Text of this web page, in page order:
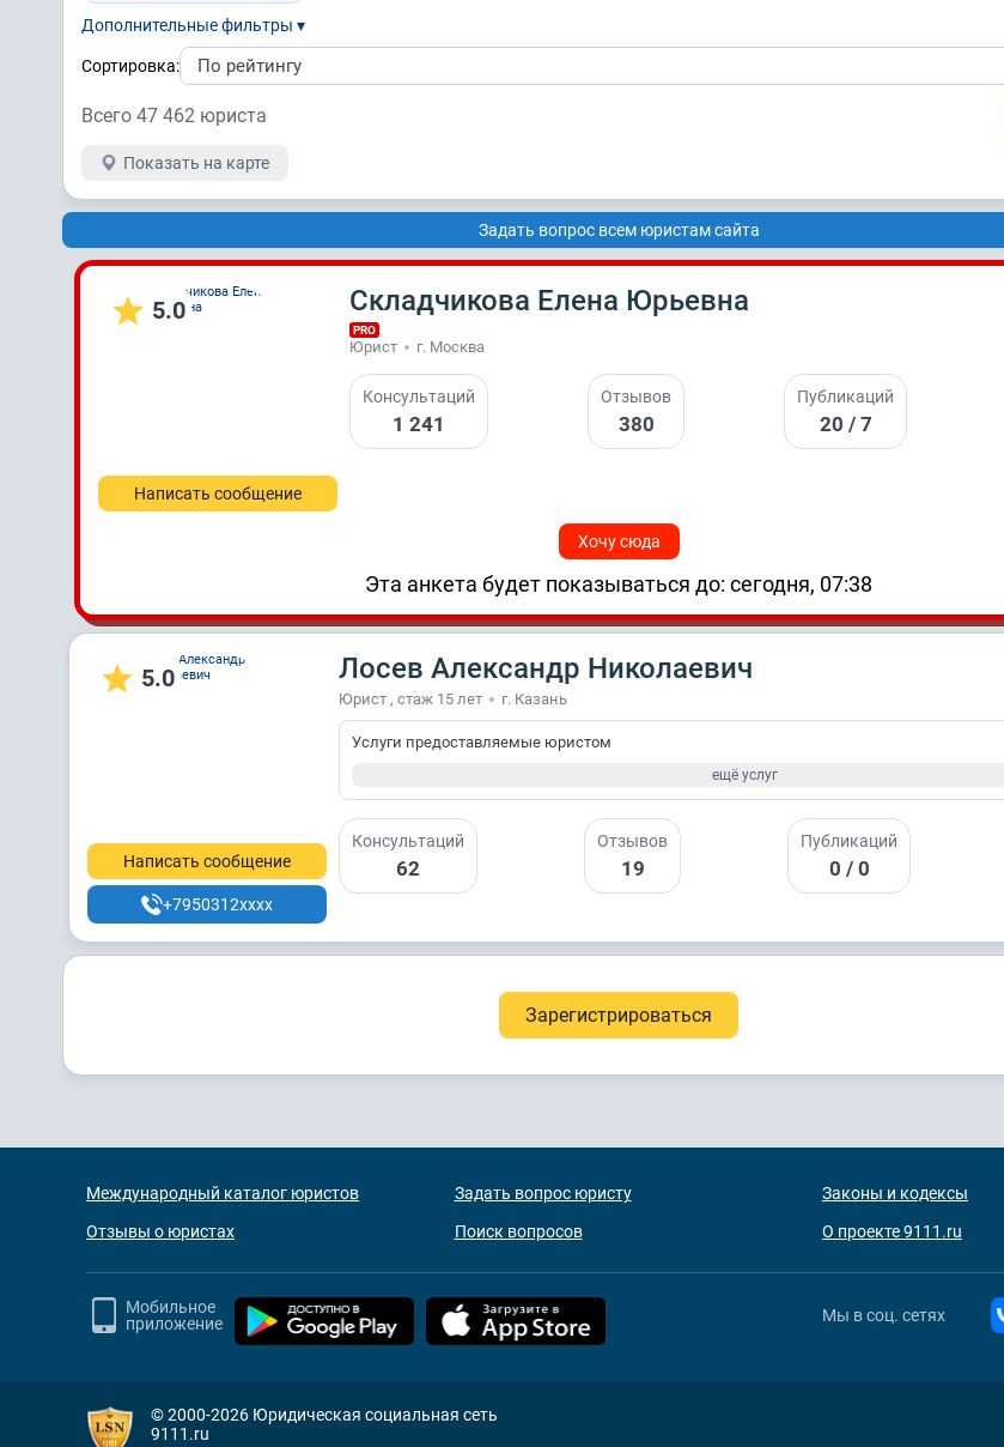
Дополнительные фильтры ▾
Сортировка:
Всего 47 462 юристa
Показать на карте
Задать вопрос всем юристам сайта
5.0
Написать сообщение
Складчикова Елена Юрьевна
PRO
Юрист г. Москва
Консультаций
1 241
Отзывов
380
Публикаций
20 / 7
Хочу сюда
Эта анкета будет показываться до: сегодня, 07:38
5.0
Написать сообщение
+7950312xxxx
Лосев Александр Николаевич
Юрист , стаж 15 лет г. Казань
Услуги предоставляемые юристом
ещё услуг
Консультаций
62
Отзывов
19
Публикаций
0 / 0
Зарегистрироваться
Международный каталог юристов
Отзывы о юристах
Задать вопрос юристу
Поиск вопросов
Законы и кодексы
О проекте 9111.ru
Мобильное
приложение
Мы в соц. сетях
© 2000-2026 Юридическая социальная сеть
9111.ru